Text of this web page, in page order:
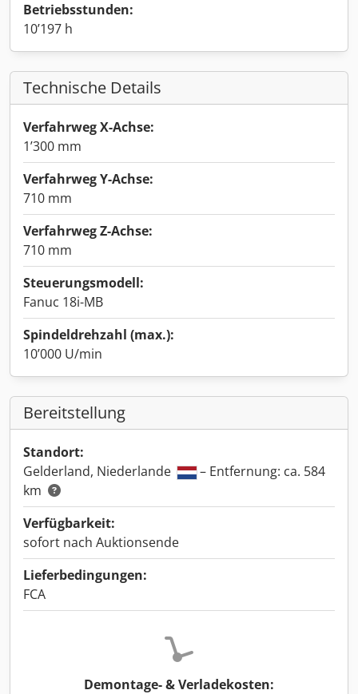
Betriebsstunden:
10’197 h
Technische Details
Verfahrweg X-Achse:
1’300 mm
Verfahrweg Y-Achse:
710 mm
Verfahrweg Z-Achse:
710 mm
Steuerungsmodell:
Fanuc 18i-MB
Spindeldrehzahl (max.):
10’000 U/min
Bereitstellung
Standort:
Gelderland, Niederlande
– Entfernung: ca. 584
km
Verfügbarkeit:
sofort nach Auktionsende
Lieferbedingungen:
FCA
Demontage- & Verladekosten: